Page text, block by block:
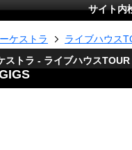
サイト内
ケストラ ライブハウス
ストラ - ライブハウス